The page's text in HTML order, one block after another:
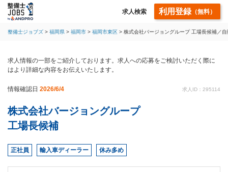
求人検索 利用登録（無料）
整備士ジョブズ 福岡県 福岡市 福岡市東区 株式会社バージョングループ 工場長候補／
求人情報の一部をご紹介しております。求人への応募をご検討いただく際に
はより詳細な内容をお伝えいたします。
情報確認日 2026/6/4 求人ID：295114
株式会社バージョングループ
工場長候補
正社員 輸入車ディーラー 休み多め